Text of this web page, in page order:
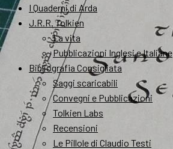
I Quaderni di Arda
J.R.R. Tolkien
La vita
Pubblicazioni Inglesi e Italiane
Bibliografia Consigliata
Saggi scaricabili
Convegni e Pubblicazioni
Tolkien Labs
Recensioni
Le Pillole di Claudio Testi